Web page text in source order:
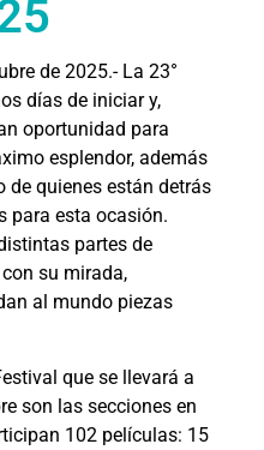
de 2025.- La 23°
días de iniciar y,
oportunidad para
esplendor, además
de quienes están detrás
para esta ocasión.
partes de
su mirada,
al mundo piezas
que se llevará a
son las secciones en
102 películas: 15